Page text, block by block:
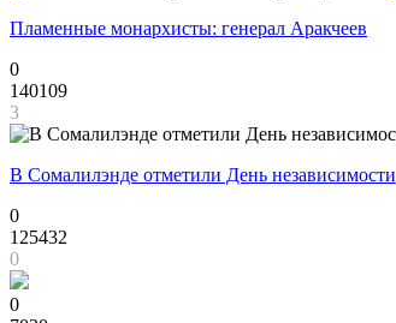
Пламенные монархисты: генерал Аракчеев
0
140109
3
В Сомалилэнде отметили День независимости
0
125432
0
0